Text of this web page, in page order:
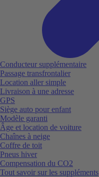
Conducteur supplémentaire
Passage transfrontalier
Location aller simple
Livraison à une adresse
GPS
Siège auto pour enfant
Modèle garanti
Âge et location de voiture
Chaînes à neige
Coffre de toit
Pneus hiver
Compensation du CO2
Tout savoir sur les suppléments